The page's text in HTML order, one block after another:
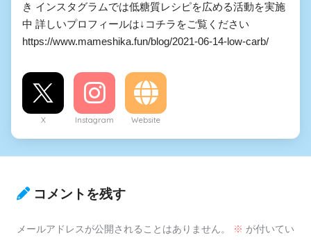
き インスタグラムでは低糖質レシピを広める活動を実施
中 詳しいプロフィールは↓コチラをご覧ください
https://www.mameshika.fun/blog/2021-06-14-low-carb/
X Instagram Website
コメントを残す
メールアドレスが公開されることはありません。 ※ が付いてい